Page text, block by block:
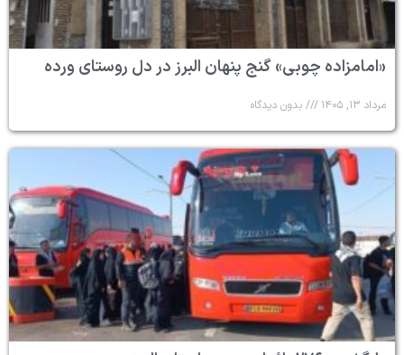
«امامزاده چوبی» گنج پنهان البرز در دل روستای ورده
مرداد ۱۳, ۱۴۰۵ بدون دیدگاه